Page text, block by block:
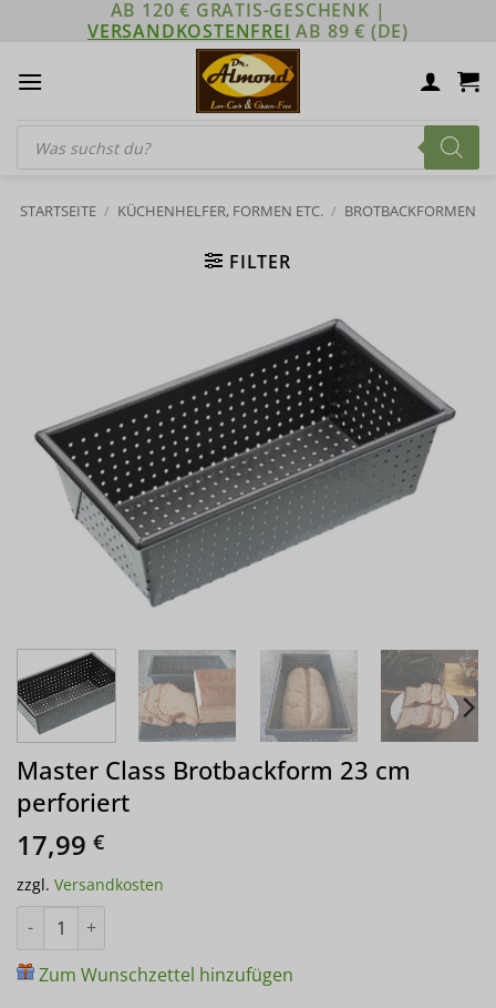
AB 120 € GRATIS-GESCHENK |
VERSANDKOSTENFREI AB 89 € (DE)
Products
search
STARTSEITE / KÜCHENHELFER, FORMEN ETC. / BROTBACKFORMEN
FILTER
Master Class Brotbackform 23 cm
perforiert
17,99 €
zzgl. Versandkosten
Master Class Brotbackform 23 cm perforiert Menge
Zum Wunschzettel hinzufügen